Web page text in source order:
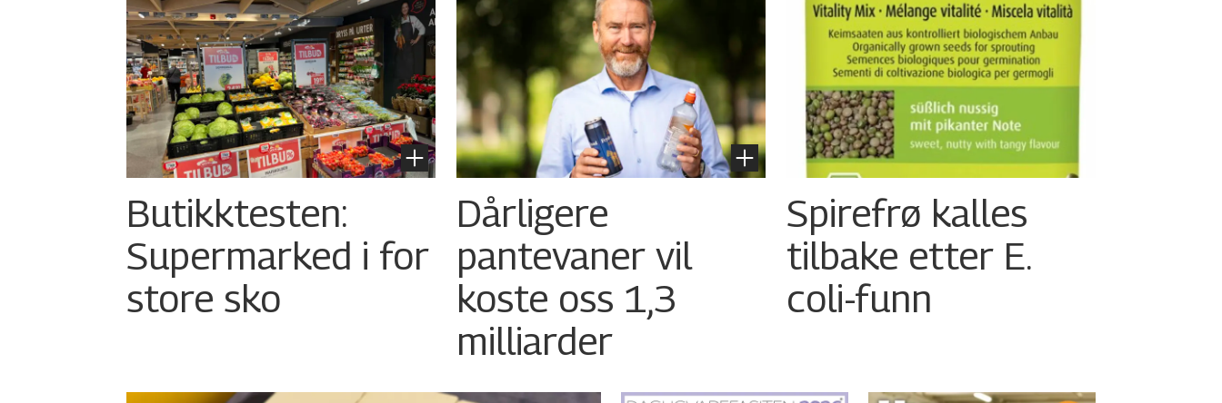
Butikktesten:
Supermarked i for
store sko
Dårligere
pantevaner vil
koste oss 1,3
milliarder
Spirefrø kalles
tilbake etter E.
coli-funn